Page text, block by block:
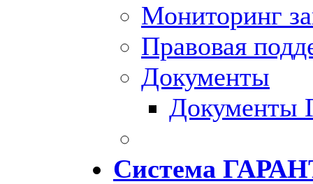
Мониторинг
Правовая
Документы
Документы
Система